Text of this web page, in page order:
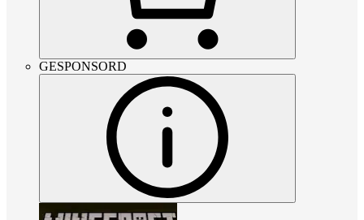
GESPONSORD